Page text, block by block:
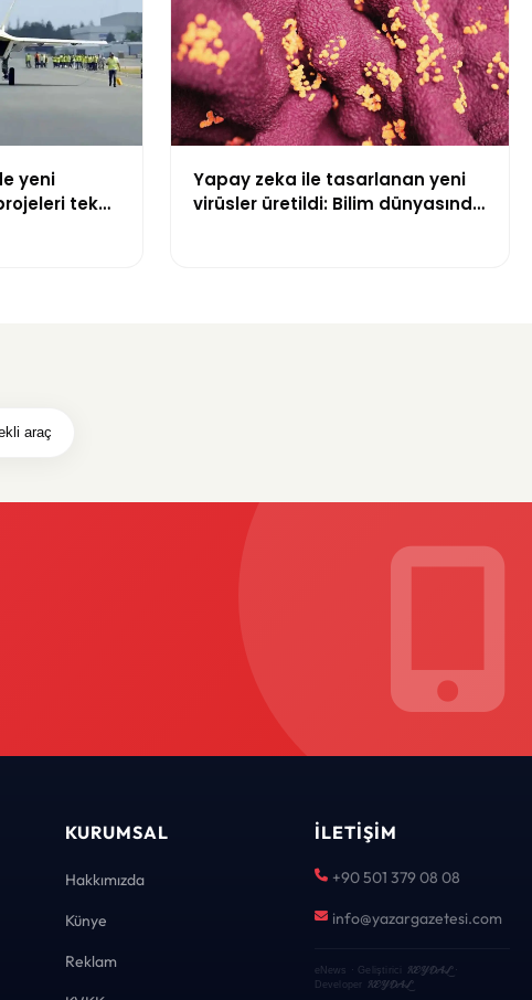
yeni
tek
Yapay zeka ile tasarlanan yeni
virüsler üretildi: Bilim dünyasında
araç
KURUMSAL
Hakkımızda
Künye
Reklam
İLETIŞIM
+90 501 379 08 08
info@yazargazetesi.com
eNews · Geliştirici KEYDAL·
Developer KEYDAL